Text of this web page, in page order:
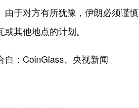
由于对方有所犹豫，伊朗必须谨
或其他地点的计划。
自：CoinGlass、央视新闻